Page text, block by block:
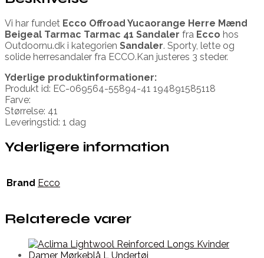
Vi har fundet Ecco Offroad Yucaorange Herre Mænd
Beigeal Tarmac Tarmac 41 Sandaler fra Ecco hos
Outdoornu.dk i kategorien Sandaler. Sporty, lette og
solide herresandaler fra ECCO.Kan justeres 3 steder.
Yderlige produktinformationer:
Produkt id: EC-069564-55894-41 194891585118
Farve:
Størrelse: 41
Leveringstid: 1 dag
Yderligere information
Brand Ecco
Relaterede varer